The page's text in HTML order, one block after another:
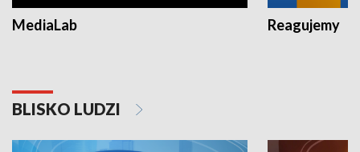
MediaLab Reagujemy
BLISKO LUDZI